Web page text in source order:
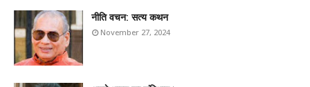
​नीति वचन: सत्य कथन
November 27, 2024